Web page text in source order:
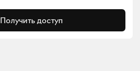
Получить доступ